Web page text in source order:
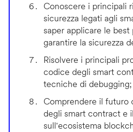
Conoscere i principali
sicurezza legati agli
saper applicare le
garantire la sicurezza
Risolvere i principali
codice degli smart
tecniche di debugging;
Comprendere il futuro
degli smart contract e
sull'ecosistema